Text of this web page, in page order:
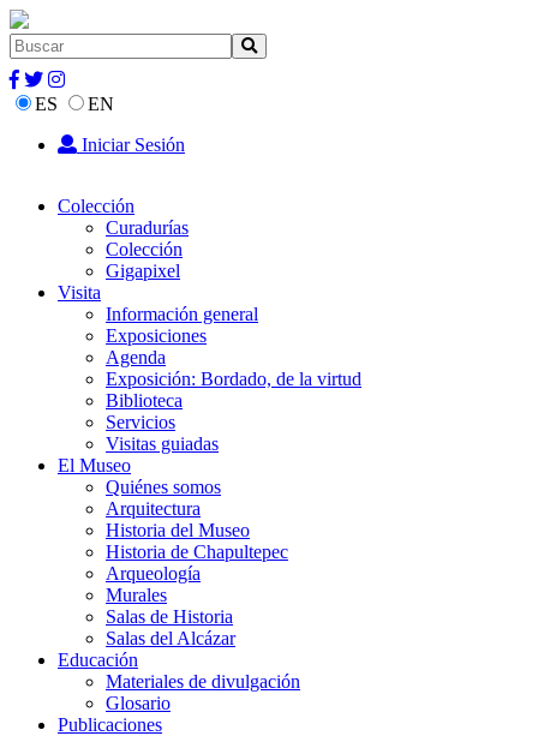
ES
EN
Iniciar Sesión
Colección
Curadurías
Colección
Gigapixel
Visita
Información general
Exposiciones
Agenda
Exposición: Bordado, de la virtud
Biblioteca
Servicios
Visitas guiadas
El Museo
Quiénes somos
Arquitectura
Historia del Museo
Historia de Chapultepec
Arqueología
Murales
Salas de Historia
Salas del Alcázar
Educación
Materiales de divulgación
Glosario
Publicaciones